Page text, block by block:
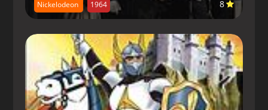
Capitulo 9-Legend of Skull Duggery
Capitulo 10- Stolen on the River
Capitulo 11-Dances with Bulls
Capitulo 12-The Big Cow Wow
Capitulo 8-Circus Daze
Capitulo 9-No Way to Treat a Lady
Capitulo 10-Night of the Cowgoyle
Capitulo 11-Boom Town or Bust
Nickelodeon 1964 8